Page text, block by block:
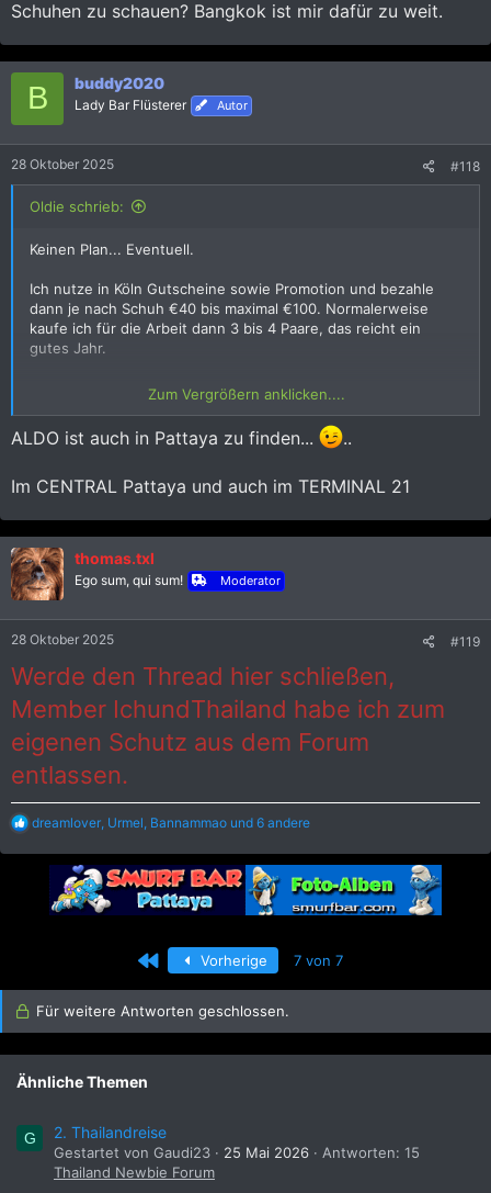
Schuhen zu schauen? Bangkok ist mir dafür zu weit.
B buddy2020
Lady Bar Flüsterer Autor
28 Oktober 2025 #118
Oldie schrieb:
Keinen Plan... Eventuell.
Ich nutze in Köln Gutscheine sowie Promotion und bezahle
dann je nach Schuh €40 bis maximal €100. Normalerweise
kaufe ich für die Arbeit dann 3 bis 4 Paare, das reicht ein
gutes Jahr.
Habe bisher die Schuhe wenn, nur bis Größe 45 gesehen.
Allerdings habe ich auch nicht nach Fachgeschäfte gesucht.
Alerdings war ich nur 60 Tage da. Mehr Urlaub bekommt unser
einer leider nicht ab Stück.
Pattaya ginge ja noch, aber 200km fahren nur im nach
Zum Vergrößern anklicken....
ALDO ist auch in Pattaya zu finden... ..
Im CENTRAL Pattaya und auch im TERMINAL 21
thomas.txl
Ego sum, qui sum! Moderator
28 Oktober 2025 #119
Werde den Thread hier schließen,
Member IchundThailand habe ich zum
eigenen Schutz aus dem Forum
entlassen.
R
a
dreamlover Urmel Bannammao und 6 andere
Erste Vorherige 7 von 7
Für weitere Antworten geschlossen.
Ähnliche Themen
G 2. Thailandreise
Gestartet von Gaudi23 25 Mai 2026
Antworten: 15
Thailand Newbie Forum